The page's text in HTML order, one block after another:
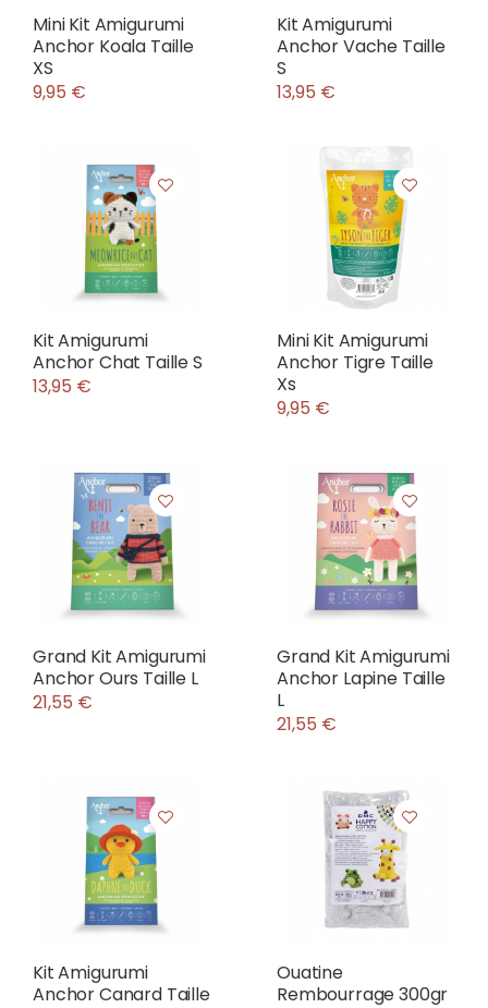
Mini Kit Amigurumi
Anchor Koala Taille
XS
9,95 €
Kit Amigurumi
Anchor Vache Taille
S
13,95 €
Kit Amigurumi
Anchor Chat Taille S
13,95 €
Mini Kit Amigurumi
Anchor Tigre Taille
Xs
9,95 €
Grand Kit Amigurumi
Anchor Ours Taille L
21,55 €
Grand Kit Amigurumi
Anchor Lapine Taille
L
21,55 €
Kit Amigurumi
Anchor Canard Taille
Ouatine
Rembourrage 300gr